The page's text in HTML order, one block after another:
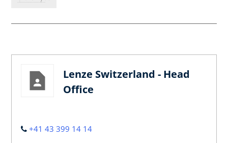
Lenze Switzerland - Head
Office
+41 43 399 14 14